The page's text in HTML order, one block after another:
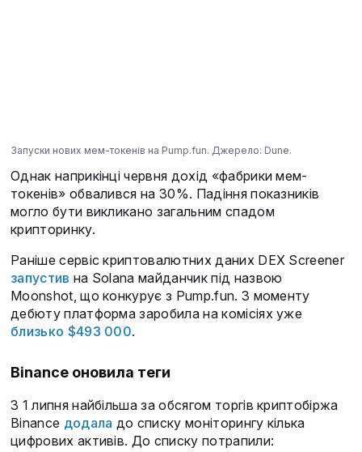
Запуски нових мем-токенів на Pump.fun. Джерело: Dune.
Однак наприкінці червня дохід «фабрики мем-
токенів» обвалився на 30%. Падіння показників
могло бути викликано загальним спадом
крипторинку.
Раніше сервіс криптовалютних даних DEX Screener
запустив на Solana майданчик під назвою
Moonshot, що конкурує з Pump.fun. З моменту
дебюту платформа заробила на комісіях уже
близько $493 000.
Binance оновила теги
З 1 липня найбільша за обсягом торгів криптобіржа
Binance додала до списку моніторингу кілька
цифрових активів. До списку потрапили: